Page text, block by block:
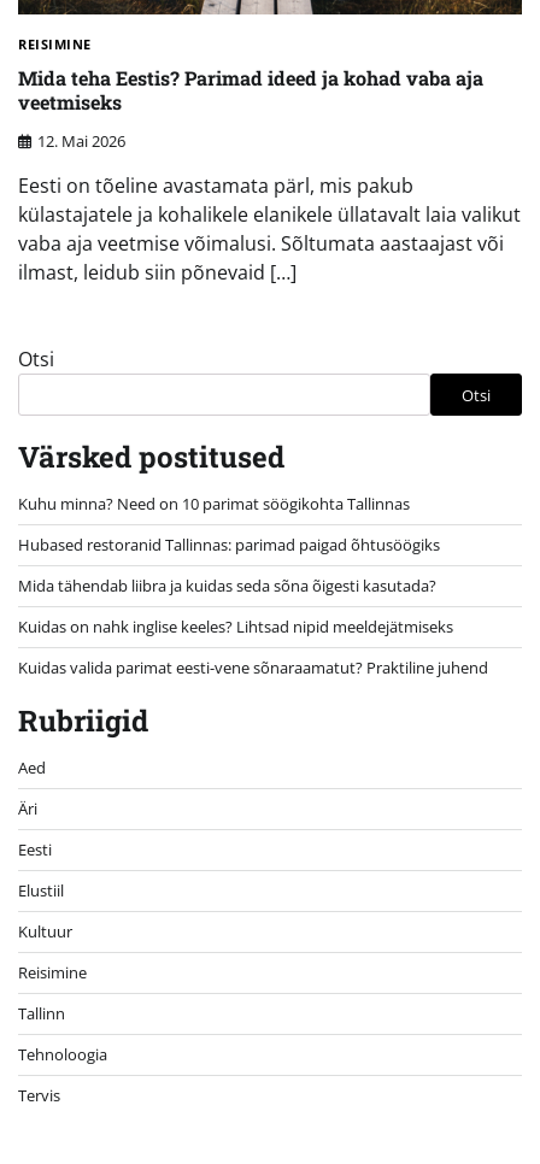
REISIMINE
Mida teha Eestis? Parimad ideed ja kohad vaba aja
veetmiseks
12. Mai 2026
Eesti on tõeline avastamata pärl, mis pakub
külastajatele ja kohalikele elanikele üllatavalt laia valikut
vaba aja veetmise võimalusi. Sõltumata aastaajast või
ilmast, leidub siin põnevaid […]
Otsi
Otsi
Värsked postitused
Kuhu minna? Need on 10 parimat söögikohta Tallinnas
Hubased restoranid Tallinnas: parimad paigad õhtusöögiks
Mida tähendab liibra ja kuidas seda sõna õigesti kasutada?
Kuidas on nahk inglise keeles? Lihtsad nipid meeldejätmiseks
Kuidas valida parimat eesti-vene sõnaraamatut? Praktiline juhend
Rubriigid
Aed
Äri
Eesti
Elustiil
Kultuur
Reisimine
Tallinn
Tehnoloogia
Tervis